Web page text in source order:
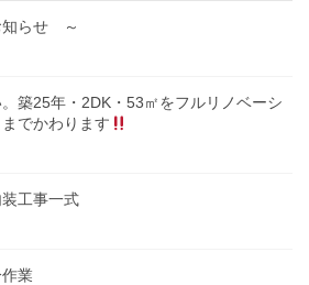
知らせ ～
。築25年・2DK・53㎡をフルリノベーシ
でかわります
工事一式
業